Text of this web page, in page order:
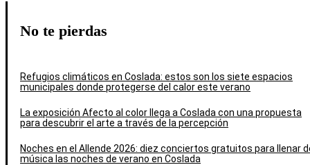
No te pierdas
Refugios climáticos en Coslada: estos son los siete espacios
municipales donde protegerse del calor este verano
La exposición Afecto al color llega a Coslada con una propuesta
para descubrir el arte a través de la percepción
Noches en el Allende 2026: diez conciertos gratuitos para llenar
música las noches de verano en Coslada